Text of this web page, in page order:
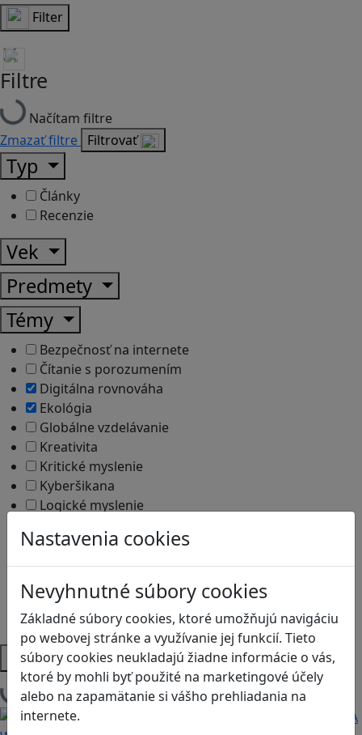
Nastavenia cookies
Nevyhnutné súbory cookies
Základné súbory cookies, ktoré umožňujú navigáciu
po webovej stránke a využívanie jej funkcií. Tieto
súbory cookies neukladajú žiadne informácie o vás,
ktoré by mohli byť použité na marketingové účely
alebo na zapamätanie si vášho prehliadania na
internete.
Filter
Filtre
Načítam filtre
Zmazať filtre Filtrovať
Typ
Články
Recenzie
Vek
Predmety
Témy
Bezpečnosť na internete
Čítanie s porozumením
Digitálna rovnováha
Ekológia
Globálne vzdelávanie
Kreativita
Kritické myslenie
Kyberšikana
Logické myslenie
Motorika a koncentrácia
Programovanie/Technika
Sociálne zručnosti a kooperácia
Strategické myslenie
Zdravie a pohyb
Platformy
Načítam blogy